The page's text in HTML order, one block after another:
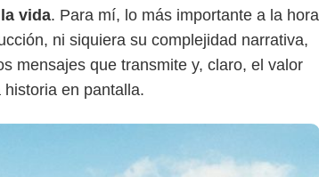
vida. Para mí, lo más importante a la hora
ni siquiera su complejidad narrativa,
mensajes que transmite y, claro, el valor
en pantalla.